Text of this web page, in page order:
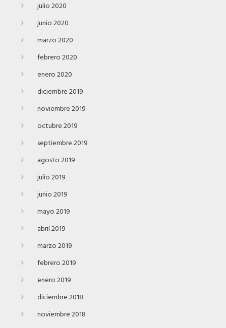
julio 2020
junio 2020
marzo 2020
febrero 2020
enero 2020
diciembre 2019
noviembre 2019
octubre 2019
septiembre 2019
agosto 2019
julio 2019
junio 2019
mayo 2019
abril 2019
marzo 2019
febrero 2019
enero 2019
diciembre 2018
noviembre 2018